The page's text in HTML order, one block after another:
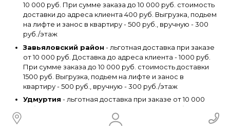
10 000 руб. При сумме заказа до 10 000 руб. стоимость
доставки до адреса клиента 400 руб. Выгрузка, подьем
на лифте и занос в квартиру - 500 руб., вручную - 300
руб./этаж
Завьяловский район - льготная доставка при заказе
от 10 000 руб. Доставка до адреса клиента - 1000 руб.
При сумме заказа до 10 000 руб. стоимость доставки
1500 руб. Выгрузка, подьем на лифте и занос в
квартиру - 500 руб., вручную - 300 руб./этаж
Удмуртия - льготная доставка при заказе от 10 000
руб. Доставка до адреса клиента - от 1500 руб.